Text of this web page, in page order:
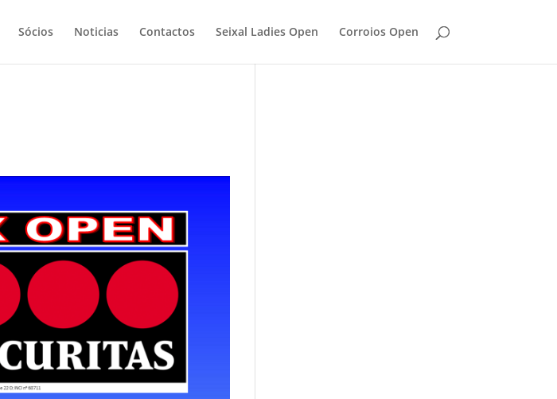
Sócios Noticias Contactos Seixal Ladies Open Corroios Open